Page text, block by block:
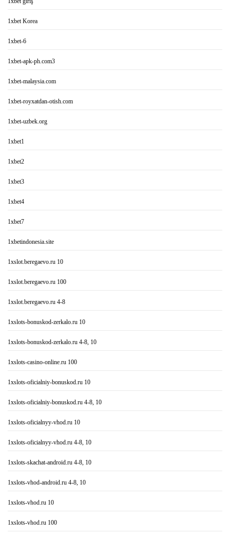
1xbet Korea
1xbet-6
1xbet-apk-ph.com3
1xbet-malaysia.com
1xbet-royxatdan-otish.com
1xbet-uzbek.org
1xbet1
1xbet2
1xbet3
1xbet4
1xbet7
1xbetindonesia.site
1xslot.beregaevo.ru 10
1xslot.beregaevo.ru 100
1xslot.beregaevo.ru 4-8
1xslots-bonuskod-zerkalo.ru 10
1xslots-bonuskod-zerkalo.ru 4-8, 10
1xslots-casino-online.ru 100
1xslots-oficialniy-bonuskod.ru 10
1xslots-oficialniy-bonuskod.ru 4-8, 10
1xslots-oficialnyy-vhod.ru 10
1xslots-oficialnyy-vhod.ru 4-8, 10
1xslots-skachat-android.ru 4-8, 10
1xslots-vhod-android.ru 4-8, 10
1xslots-vhod.ru 10
1xslots-vhod.ru 100